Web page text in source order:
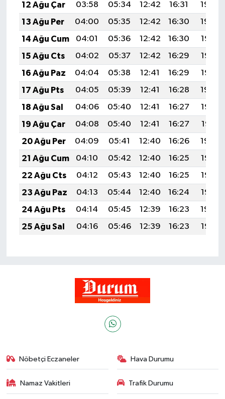
12 Ağu Çar
03:58 05:34 12:42 16:31
19:40
13 Ağu Per
04:00 05:35 12:42 16:30
19:39
14 Ağu Cum
04:01 05:36 12:42 16:30
19:38
15 Ağu Cts
04:02 05:37 12:42 16:29
19:36
16 Ağu Paz
04:04 05:38 12:41 16:29
19:35
17 Ağu Pts
04:05 05:39 12:41 16:28
19:34
18 Ağu Sal
04:06 05:40 12:41 16:27
19:32
19 Ağu Çar
04:08 05:40 12:41 16:27
19:31
20 Ağu Per
04:09 05:41 12:40 16:26
19:30
21 Ağu Cum
04:10 05:42 12:40 16:25
19:28
22 Ağu Cts
04:12 05:43 12:40 16:25
19:27
23 Ağu Paz
04:13 05:44 12:40 16:24
19:25
24 Ağu Pts
04:14 05:45 12:39 16:23
19:24
25 Ağu Sal
04:16 05:46 12:39 16:23 19:22
Nöbetçi Eczaneler Hava Durumu
Namaz Vakitleri Trafik Durumu